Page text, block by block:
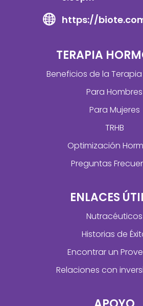
https://
TERAPIA
Beneficios de la
Para Hombres
Para Mujeres
TRHB
Optimización
Preguntas
ENLACES
Nutracéuticos
Historias de
Encontrar un
Relaciones con